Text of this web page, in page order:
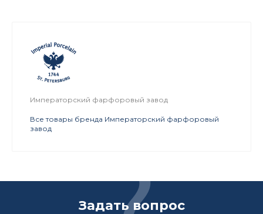
Императорский фарфоровый завод
Все товары бренда Императорский фарфоровый
завод
Задать вопрос